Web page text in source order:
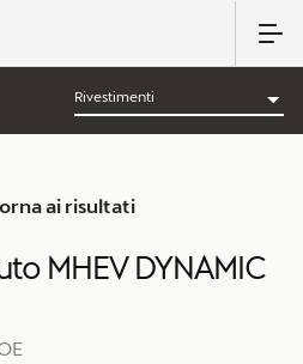
ai risultati
MHEV DYNAMIC